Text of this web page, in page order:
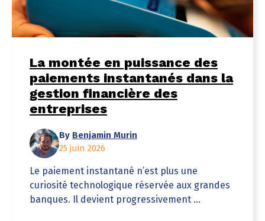
La montée en puissance des
paiements instantanés dans la
gestion financière des
entreprises
By Benjamin Murin
25 juin 2026
Le paiement instantané n’est plus une
curiosité technologique réservée aux grandes
banques. Il devient progressivement ...